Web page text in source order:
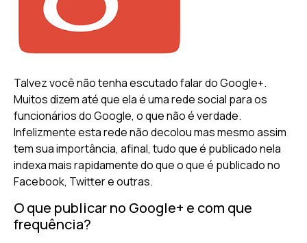
Talvez você não tenha escutado falar do Google+.
Muitos dizem até que ela é uma rede social para os
funcionários do Google, o que não é verdade.
Infelizmente esta rede não decolou mas mesmo assim
tem sua importância, afinal, tudo que é publicado nela
indexa mais rapidamente do que o que é publicado no
Facebook, Twitter e outras.
O que publicar no Google+ e com que
frequência?